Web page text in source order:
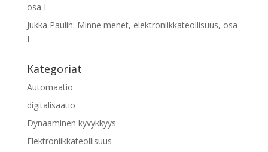
osa I
Jukka Paulin: Minne menet, elektroniikkateollisuus, osa
I
Kategoriat
Automaatio
digitalisaatio
Dynaaminen kyvykkyys
Elektroniikkateollisuus